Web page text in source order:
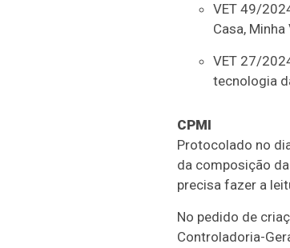
VET 49/
Casa,
VET 27/
tecnologia
CPMI
Protocolado no
da composição
precisa fazer a
No pedido de
Controladoria-